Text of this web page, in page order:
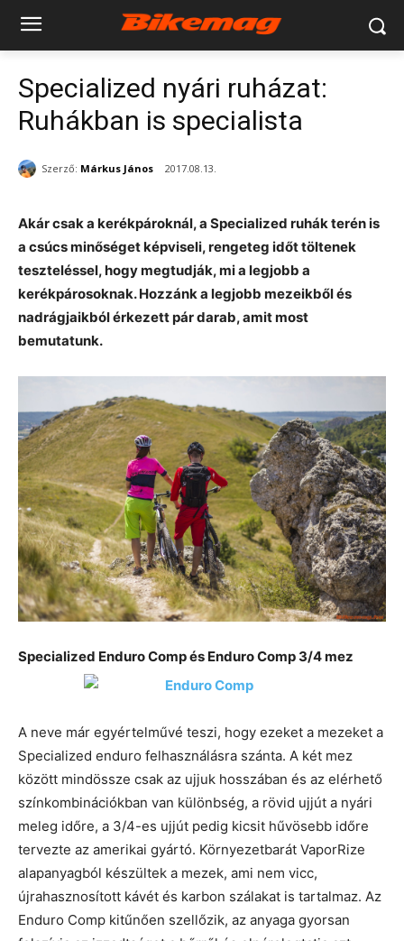
Specialized nyári ruházat:
Ruhákban is specialista
Szerző: Márkus János 2017.08.13.
Akár csak a kerékpároknál, a Specialized ruhák terén is
a csúcs minőséget képviseli, rengeteg időt töltenek
teszteléssel, hogy megtudják, mi a legjobb a
kerékpárosoknak. Hozzánk a legjobb mezeikből és
nadrágjaikból érkezett pár darab, amit most
bemutatunk.
Specialized Enduro Comp és Enduro Comp 3/4 mez
A neve már egyértelművé teszi, hogy ezeket a mezeket a
Specialized enduro felhasználásra szánta. A két mez
között mindössze csak az ujjuk hosszában és az elérhető
színkombinációkban van különbség, a rövid ujjút a nyári
meleg időre, a 3/4-es ujjút pedig kicsit hűvösebb időre
tervezte az amerikai gyártó. Környezetbarát VaporRize
alapanyagból készültek a mezek, ami nem vicc,
újrahasznosított kávét és karbon szálakat is tartalmaz. Az
Enduro Comp kitűnően szellőzik, az anyaga gyorsan